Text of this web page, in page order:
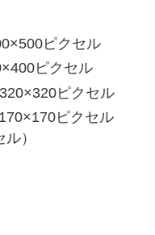
ピクセル
ピクセル
ピクセル
ピクセル
）